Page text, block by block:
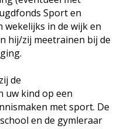
Sport en
in de wijk en
hij/zij meetrainen bij de
de
uw kind op een
met sport. De
en de gymleraar